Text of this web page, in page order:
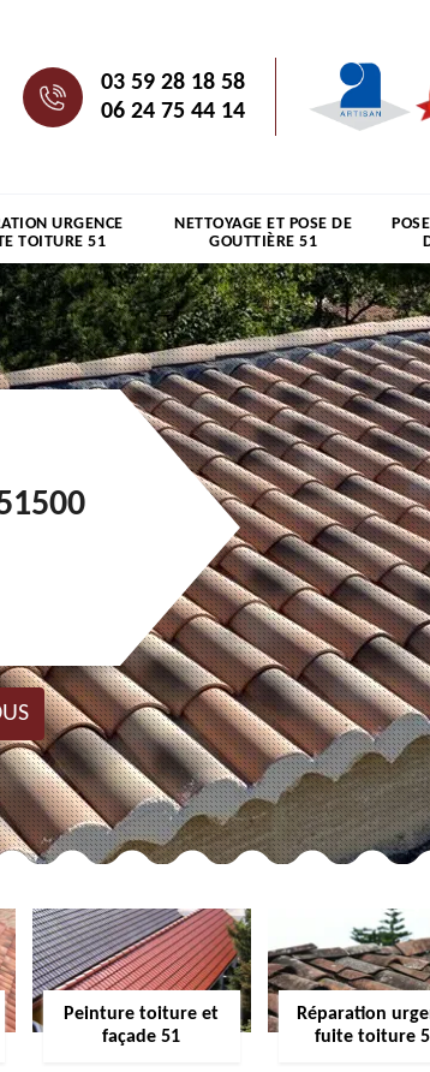
03 59 28 18 58
06 24 75 44 14
URGENCE
TOITURE 51
NETTOYAGE ET POSE DE
GOUTTIÈRE 51
Peinture toiture et
façade 51
Réparation
fuite toiture